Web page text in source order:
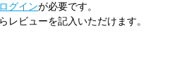
ログインが必要です。
レビューを記入いただけます。